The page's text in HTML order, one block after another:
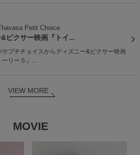
Petit Choice
ピクサー映画『トイ...
サプチチョイスからディズニー&ピクサー映画
ーリー５』...
VIEW MORE
MOVIE